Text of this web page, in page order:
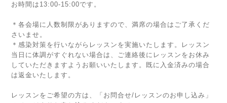
お時間は13:00-15:00です。
＊各会場に人数制限がありますので、満席の場合はご了承くだ
さいませ。
＊感染対策を行いながらレッスンを実施いたします。レッスン
当日に体調がすぐれない場合は、ご連絡後にレッスンをお休み
していただきますようお願いいたします。既に入金済みの場合
は返金いたします。
レッスンをご希望の方は、
「お問合せ/レッスンのお申し込み」